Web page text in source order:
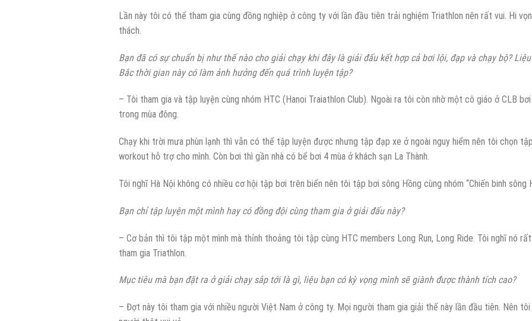
Lần này tôi có thể tham gia cùng đồng nghiệp ở công ty với lần đầu tiên trải nghiệm Triathlon nên rất vui. Hi
thách.
Bạn đã có sự chuẩn bị như thế nào cho giải chạy khi đây là giải đấu kết hợp cả bơi lội, đạp và chạy bộ?
Bắc thời gian này có làm ảnh hưởng đến quá trình luyện tập?
– Tôi tham gia và tập luyện cùng nhóm HTC (Hanoi Traiathlon Club). Ngoài ra tôi còn nhờ một cô giáo ở CLB
trong mùa đông.
Chạy khi trời mưa phùn lạnh thì vẫn có thể tập luyện được nhưng tập đạp xe ở ngoài nguy hiểm nên tôi chọn
workout hỗ trợ cho mình. Còn bơi thì gần nhà có bể bơi 4 mùa ở khách sạn La Thành.
Tôi nghĩ Hà Nội không có nhiều cơ hội tập bơi trên biển nên tôi tập bơi sông Hồng cùng nhóm “Chiến binh sông
Bạn chỉ tập luyện một mình hay có đồng đội cùng tham gia ở giải đấu này?
– Cơ bản thì tôi tập một mình mà thỉnh thoảng tôi tập cùng HTC members Long Run, Long Ride. Tôi nghĩ nó
tham gia Triathlon.
Mục tiêu mà bạn đặt ra ở giải chạy sắp tới là gì, liệu bạn có kỳ vọng mình sẽ giành được thành tích cao?
– Đợt này tôi tham gia với nhiều người Việt Nam ở công ty. Mọi người tham gia giải thế này lần đầu tiên. Nên tôi